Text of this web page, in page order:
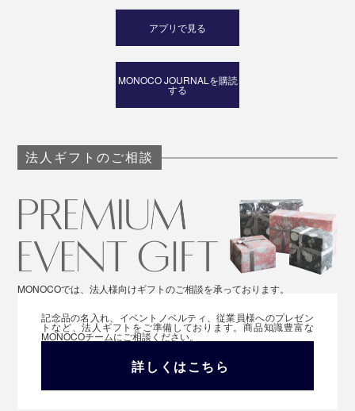
アプリで見る
MONOCO JOURNALを購読
する
法人ギフトのご相談
MONOCOでは、法人様向けギフトのご相談を承っております。
記念品の名入れ、イベントノベルティ、従業員様へのプレゼン
トなど、法人ギフトをご準備しております。商品知識豊富な
MONOCOチームにご相談ください。
詳しくはこちら